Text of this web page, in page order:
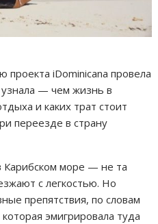
iDominicana провела
— чем жизнь в
и каких трат стоит
переезде в страну
Карибском море — не та
с легкостью. Но
препятствия, по словам
эмигрировала туда